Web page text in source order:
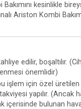
kesinlikle
Ariston Kombi
edilir, boşaltılır.
önemlidir)
işlem için özel üretilen
yapılır. (Ancak
içerisinde bulunan